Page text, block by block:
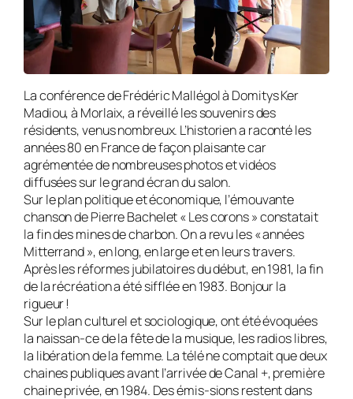
La conférence de Frédéric Mallégol à Domitys Ker
Madiou, à Morlaix, a réveillé les souvenirs des
résidents, venus nombreux. L’historien a raconté les
années 80 en France de façon plaisante car
agrémentée de nombreuses photos et vidéos
diffusées sur le grand écran du salon.
Sur le plan politique et économique, l’émouvante
chanson de Pierre Bachelet « Les corons » constatait
la fin des mines de charbon. On a revu les « années
Mitterrand », en long, en large et en leurs travers.
Après les réformes jubilatoires du début, en 1981, la fin
de la récréation a été sifflée en 1983. Bonjour la
rigueur !
Sur le plan culturel et sociologique, ont été évoquées
la naissan-ce de la fête de la musique, les radios libres,
la libération de la femme. La télé ne comptait que deux
chaines publiques avant l’arrivée de Canal +, première
chaine privée, en 1984. Des émis-sions restent dans